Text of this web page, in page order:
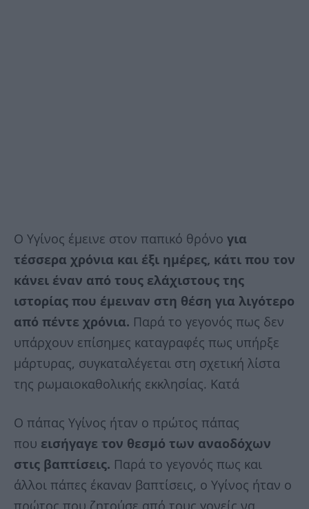
Ο Υγίνος έμεινε στον παπικό θρόνο για
τέσσερα χρόνια και έξι ημέρες, κάτι που τον
κάνει έναν από τους ελάχιστους της
ιστορίας που έμειναν στη θέση για λιγότερο
από πέντε χρόνια. Παρά το γεγονός πως δεν
υπάρχουν επίσημες καταγραφές πως υπήρξε
μάρτυρας, συγκαταλέγεται στη σχετική λίστα
της ρωμαιοκαθολικής εκκλησίας. Κατά
Ο πάπας Υγίνος ήταν ο πρώτος πάπας
που εισήγαγε τον θεσμό των αναοδόχων
στις βαπτίσεις. Παρά το γεγονός πως και
άλλοι πάπες έκαναν βαπτίσεις, ο Υγίνος ήταν ο